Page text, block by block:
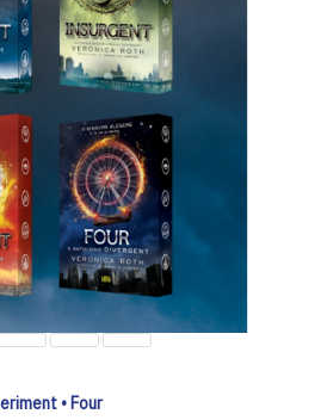
• Four